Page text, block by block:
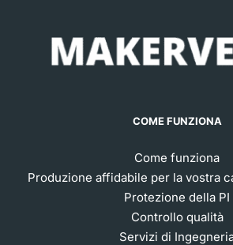
COME FUNZIONA
Come funziona
Produzione affidabile per la vostra
Protezione della PI
Controllo qualità
Servizi di